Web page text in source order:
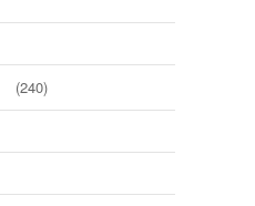
(240)